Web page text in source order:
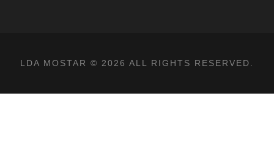
LDA MOSTAR © 2026 ALL RIGHTS RESERVED.